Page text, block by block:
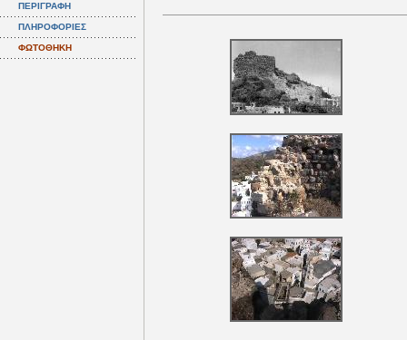
ΠΕΡΙΓΡΑΦΗ
ΠΛΗΡΟΦΟΡΙΕΣ
ΦΩΤΟΘΗΚΗ